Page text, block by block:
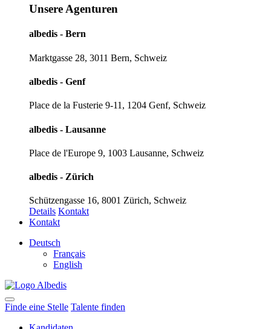
Unsere Agenturen
albedis - Bern
Marktgasse 28, 3011 Bern, Schweiz
albedis - Genf
Place de la Fusterie 9-11, 1204 Genf, Schweiz
albedis - Lausanne
Place de l'Europe 9, 1003 Lausanne, Schweiz
albedis - Zürich
Schützengasse 16, 8001 Zürich, Schweiz
Details Kontakt
Kontakt
Deutsch
Français
English
Finde eine Stelle Talente finden